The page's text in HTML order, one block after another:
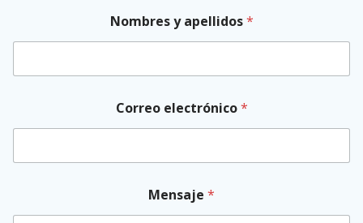
Nombres y apellidos*
Correo electrónico*
Mensaje *